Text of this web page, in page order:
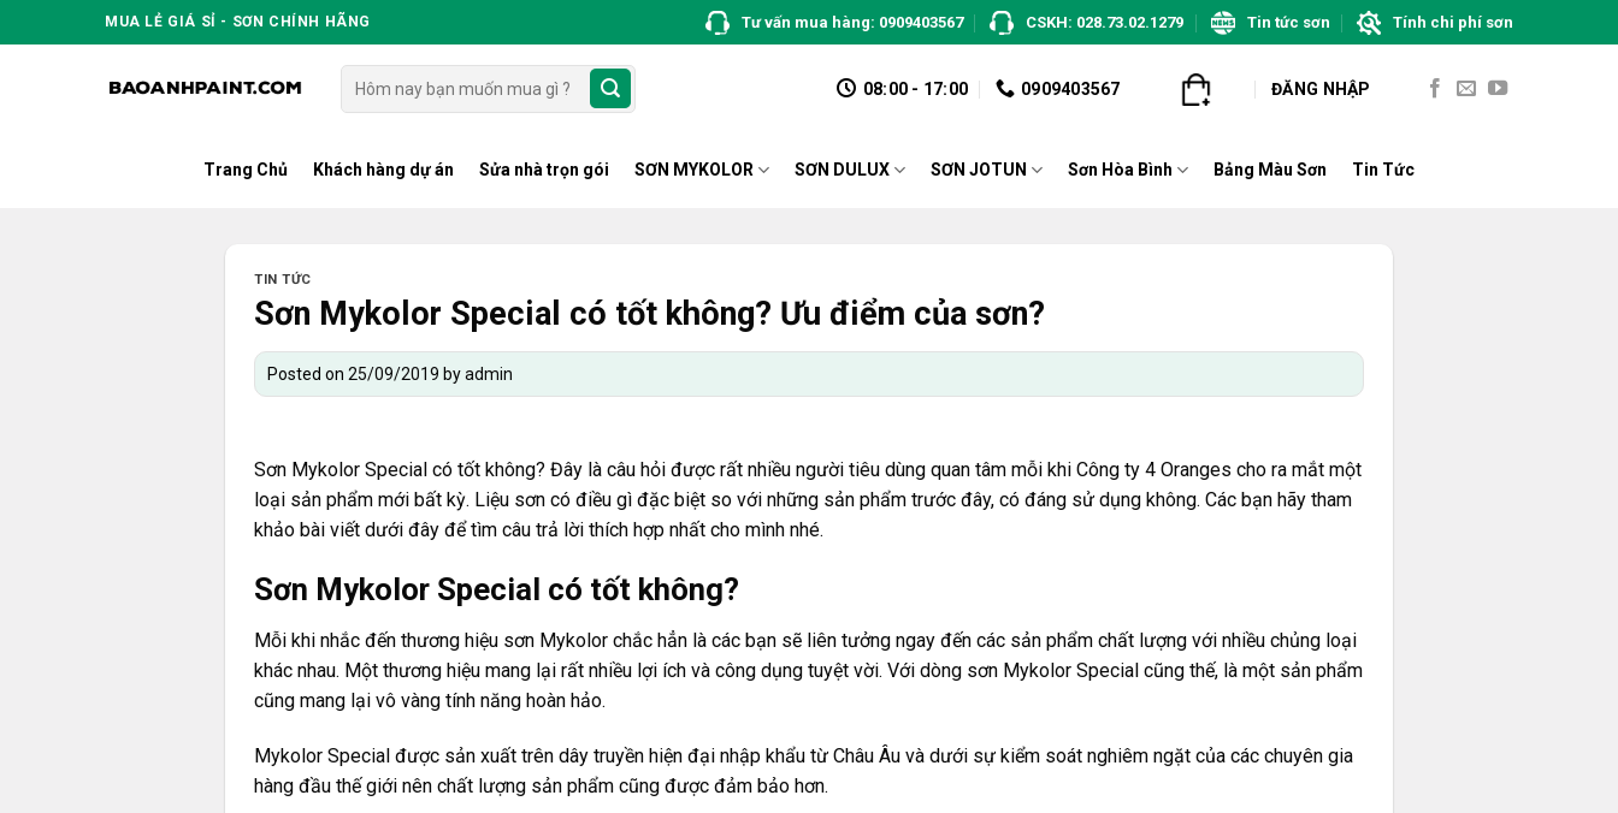
to
MUA LẺ GIÁ SỈ - SƠN CHÍNH HÃNG Tư vấn mua hàng: 0909403567 CSKH: 028.73.02.1279 Tin tức sơn Tính chi phí sơn
Tìm
kiếm:
08:00 - 17:00 0909403567 ĐĂNG NHẬP
Trang Chủ Khách hàng dự án Sửa nhà trọn gói SƠN MYKOLOR SƠN DULUX SƠN JOTUN Sơn Hòa Bình Bảng Màu Sơn Tin Tức
TIN TỨC
Sơn Mykolor Special có tốt không? Ưu điểm của sơn?
Posted on 25/09/2019 byadmin
Sơn Mykolor Special có tốt không? Đây là câu hỏi được rất nhiều người tiêu dùng quan tâm mỗi khi Công ty 4 Oranges cho ra mắt một
loại sản phẩm mới bất kỳ. Liệu sơn có điều gì đặc biệt so với những sản phẩm trước đây, có đáng sử dụng không. Các bạn hãy tham
khảo bài viết dưới đây để tìm câu trả lời thích hợp nhất cho mình nhé.
Sơn Mykolor Special có tốt không?
Mỗi khi nhắc đến thương hiệu sơn Mykolor chắc hẳn là các bạn sẽ liên tưởng ngay đến các sản phẩm chất lượng với nhiều chủng loại
khác nhau. Một thương hiệu mang lại rất nhiều lợi ích và công dụng tuyệt vời. Với dòng sơn Mykolor Special cũng thế, là một sản phẩm
cũng mang lại vô vàng tính năng hoàn hảo.
Mykolor Special được sản xuất trên dây truyền hiện đại nhập khẩu từ Châu Âu và dưới sự kiểm soát nghiêm ngặt của các chuyên gia
hàng đầu thế giới nên chất lượng sản phẩm cũng được đảm bảo hơn.